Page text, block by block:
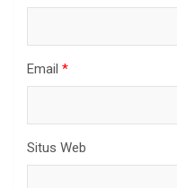
Email *
Situs Web